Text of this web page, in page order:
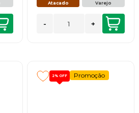
Atacado Varejo
- +
2% OFF Promoção